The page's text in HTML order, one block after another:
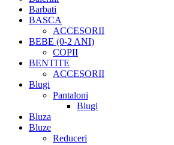
Barbati
BASCA
ACCESORII
BEBE (0-2 ANI)
COPII
BENTITE
ACCESORII
Blugi
Pantaloni
Blugi
Bluza
Bluze
Reduceri